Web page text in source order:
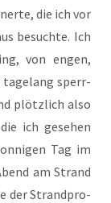
die ich vor
besuch­te. Ich
von engen,
tage­lang sperr­
plötz­lich also
ich gese­hen
Tag im
am Strand
der Strand­pro­